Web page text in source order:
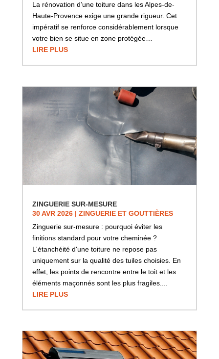
La rénovation d’une toiture dans les Alpes-de-
Haute-Provence exige une grande rigueur. Cet
impératif se renforce considérablement lorsque
votre bien se situe en zone protégée…
LIRE PLUS
ZINGUERIE SUR-MESURE
30 AVR 2026| ZINGUERIE ET GOUTTIÈRES
Zinguerie sur-mesure : pourquoi éviter les
finitions standard pour votre cheminée ?
L'étanchéité d'une toiture ne repose pas
uniquement sur la qualité des tuiles choisies. En
effet, les points de rencontre entre le toit et les
éléments maçonnés sont les plus fragiles....
LIRE PLUS